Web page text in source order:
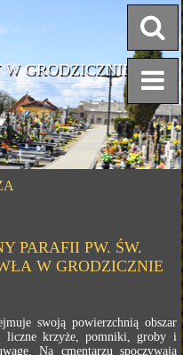
GRODZICZNIE
PARAFII PW. ŚW.
W GRODZICZNIE
swoją powierzchnią obszar
liczne krzyże, pomniki, groby i
Na cmentarzu spoczywają